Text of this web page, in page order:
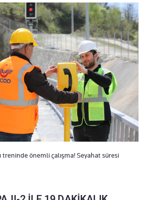
treninde önemli çalışma! Seyahat süresi